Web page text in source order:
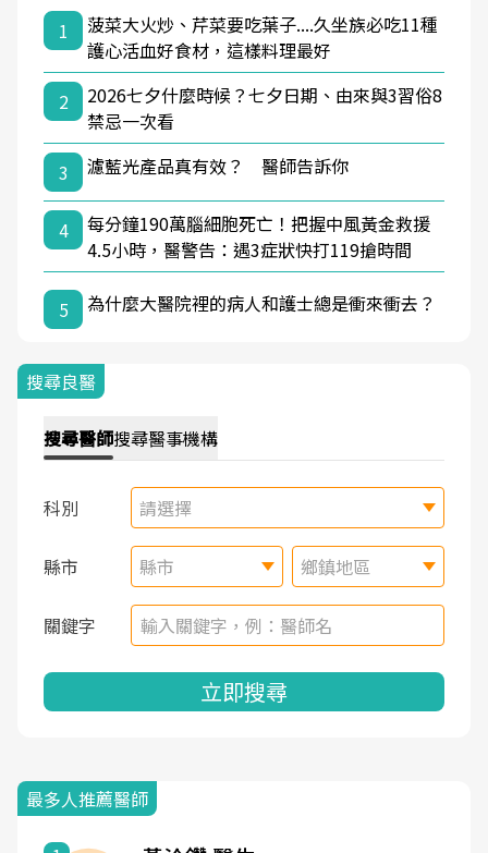
1
菠菜大火炒、芹菜要吃葉子....久坐族必吃11種
護心活血好食材，這樣料理最好
2
2026七夕什麼時候？七夕日期、由來與3習俗8
禁忌一次看
3
濾藍光產品真有效？ 醫師告訴你
4
每分鐘190萬腦細胞死亡！把握中風黃金救援
4.5小時，醫警告：遇3症狀快打119搶時間
5 為什麼大醫院裡的病人和護士總是衝來衝去？
搜尋良醫
搜尋醫師搜尋醫事機構
科別 請選擇
縣市 縣市 鄉鎮地區
關鍵字
立即搜尋
最多人推薦醫師